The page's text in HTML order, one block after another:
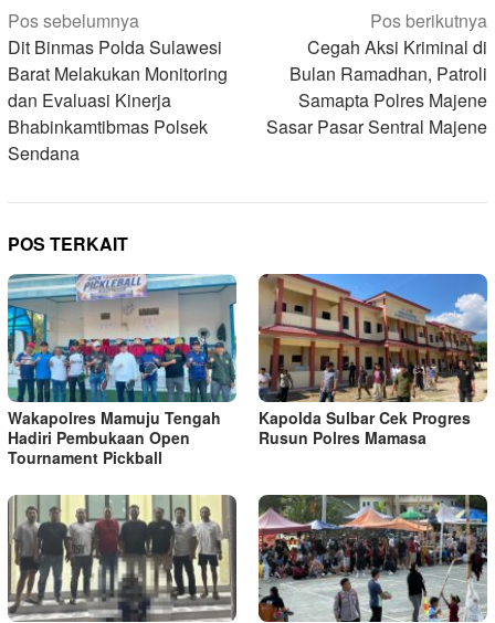
Navigasi
pos
Pos sebelumnya
Dit Binmas Polda Sulawesi
Barat Melakukan Monitoring
dan Evaluasi Kinerja
Bhabinkamtibmas Polsek
Sendana
Pos berikutnya
Cegah Aksi Kriminal di
Bulan Ramadhan, Patroli
Samapta Polres Majene
Sasar Pasar Sentral Majene
POS TERKAIT
Wakapolres Mamuju Tengah
Hadiri Pembukaan Open
Tournament Pickball
Kapolda Sulbar Cek Progres
Rusun Polres Mamasa